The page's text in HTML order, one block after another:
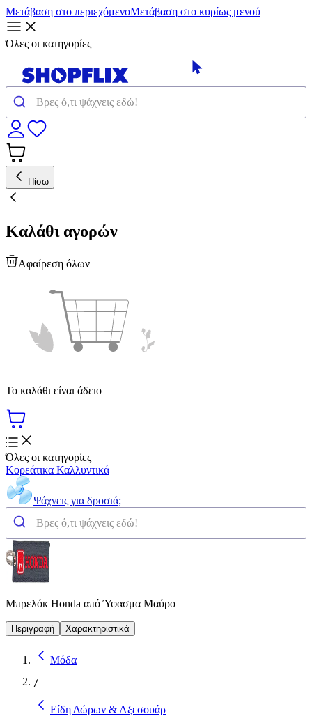
Μετάβαση στο περιεχόμενοΜετάβαση στο κυρίως μενού
Όλες οι κατηγορίες
Πίσω
Καλάθι αγορών
Αφαίρεση όλων
Το καλάθι είναι άδειο
Όλες οι κατηγορίες
Κορεάτικα Καλλυντικά
Ψάχνεις για δροσιά;
Μπρελόκ Honda από Ύφασμα Μαύρο
Περιγραφή Χαρακτηριστικά
Μόδα
/
Είδη Δώρων & Αξεσουάρ